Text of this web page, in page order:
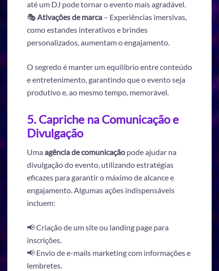
até um DJ pode tornar o evento mais agradável.
🎭 Ativações de marca – Experiências imersivas,
como estandes interativos e brindes
personalizados, aumentam o engajamento.
O segredo é manter um equilíbrio entre conteúdo
e entretenimento, garantindo que o evento seja
produtivo e, ao mesmo tempo, memorável.
5. Capriche na Comunicação e
Divulgação
Umaagência de comunicação pode ajudar na
divulgação do evento, utilizando estratégias
eficazes para garantir o máximo de alcance e
engajamento. Algumas ações indispensáveis
incluem:
📢 Criação de um site ou landing page para
inscrições.
📢 Envio de e-mails marketing com informações e
lembretes.